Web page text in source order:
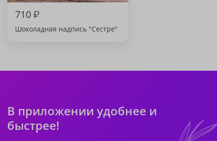
710₽
Шоколадная надпись "Сестре"
В приложении удобнее и
быстрее!